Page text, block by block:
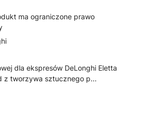
ma ograniczone prawo
dla ekspresów DeLonghi Eletta
z tworzywa sztucznego p...